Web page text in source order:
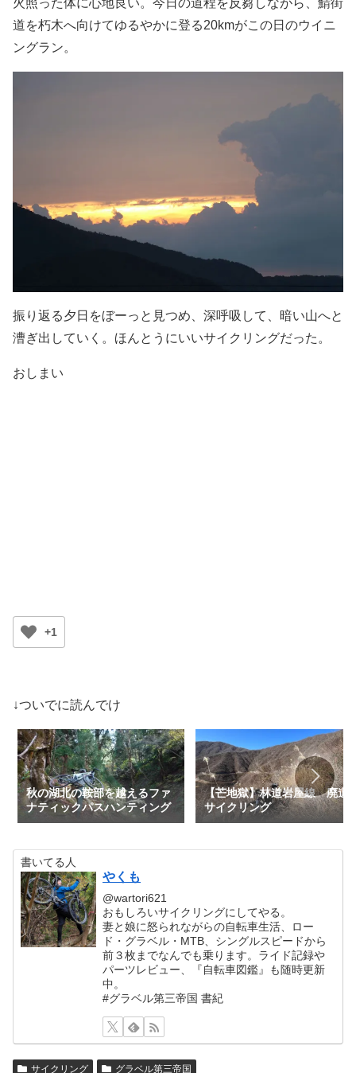
道を朽木へ向けてゆるやかに登る20kmがこの日のウイニ
ングラン。
振り返る夕日をぼーっと見つめ、深呼吸して、暗い山へと
漕ぎ出していく。ほんとうにいいサイクリングだった。
おしまい
+1
↓ついでに読んでけ
秋の湖北の鞍部を越えるファ
ナティックパスハンティング
【芒地獄】林道岩屋線 廃道
サイクリング
書いてる人
やくも
@wartori621
おもしろいサイクリングにしてやる。
妻と娘に怒られながらの自転車生活、ロー
ド・グラベル・MTB、シングルスピードから
前３枚までなんでも乗ります。ライド記録や
パーツレビュー、『自転車図鑑』も随時更新
中。
#グラベル第三帝国 書紀
サイクリング グラベル第三帝国